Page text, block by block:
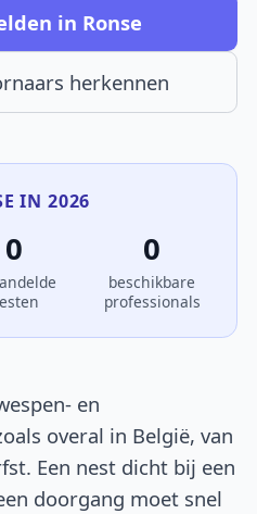
in Ronse
herkennen
IN 2026
0 0
beschikbare
professionals
en
overal in België, van
Een nest dicht bij een
doorgang moet snel